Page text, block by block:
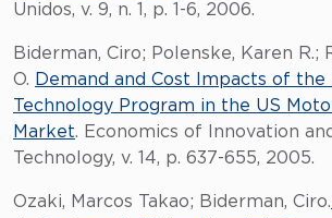
Unidos, v. 9, n. 1, p. 1-6, 2006.
Biderman, Ciro; Polenske, Karen R.;
O. Demand and Cost Impacts of the
Technology Program in the US
Market. Economics of Innovation
Technology, v. 14, p. 637-655, 2005.
Ozaki, Marcos Takao; Biderman, Ciro.